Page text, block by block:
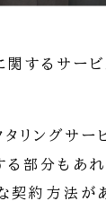
関するサー
リングサ
部分もあれ
契約方法が